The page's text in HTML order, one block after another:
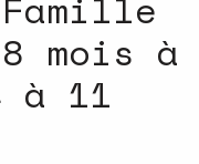
mois à
à 11